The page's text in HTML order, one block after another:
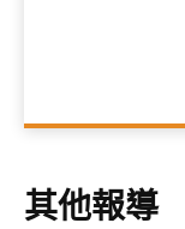
其他報導